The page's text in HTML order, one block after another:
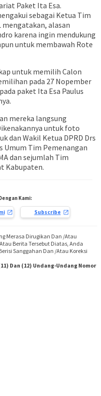
Paket Ita Esa.
sebagai Ketua Tim
mengatakan, alasan
karena ingin mendukung
untuk membawah Rote
untuk memilih Calon
pada 27 Nopember
paket Ita Esa Paulus
mereka langsung
untuk foto
dan Wakil Ketua DPRD Drs
Umum Tim Pemenangan
dan sejumlah Tim
Kabupaten.
Kami:
Subscribe
Merasa Dirugikan Dan /Atau
Berita Tersebut Diatas, Anda
Sanggahan Dan /Atau Koreksi
Dan (12) Undang-Undang Nomor